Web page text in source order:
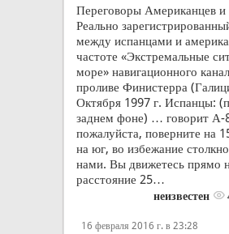
Переговоры Американцев и
Реально
между испанцами и
частоте «Экстремальные
море» навигационного
проливе Финистерра
Октября 1997 г. Испанцы:
заднем фоне) … говорит А-
пожалуйста, поверните на
на юг, во избежание
нами. Вы движетесь прямо
расстояние 25…
неизвестен
16 февраля 2016 г. в 23:28